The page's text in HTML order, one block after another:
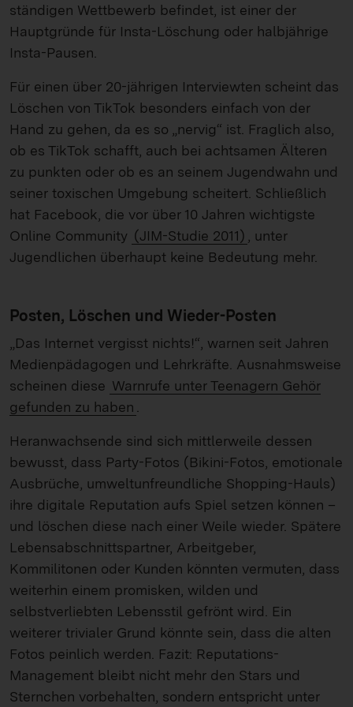
ständigen Wettbewerb befindet, ist einer der
Hauptgründe für Insta-Löschung oder halbjährige
Insta-Pausen.
Für einen über 20-jährigen Interviewten scheint das
Löschen von TikTok besonders einfach von der
Hand zu gehen, da es so „nervig“ ist. Fraglich also,
ob es TikTok schafft, auch bei achtsamen Älteren
zu punkten oder ob es an seinem Jugendwahn und
seiner toxischen Umgebung scheitert. Schließlich
hat Facebook, die vor über 10 Jahren wichtigste
Online Community (JIM-Studie 2011)
, unter
Jugendlichen überhaupt keine Bedeutung mehr.
Posten, Löschen und Wieder-Posten
„Das Internet vergisst nichts!“, warnen seit Jahren
Medienpädagogen und Lehrkräfte. Ausnahmsweise
scheinen diese Warnrufe unter Teenagern Gehör
gefunden zu haben
Heranwachsende sind sich mittlerweile dessen
bewusst, dass Party-Fotos (Bikini-Fotos, emotionale
Ausbrüche, umweltunfreundliche Shopping-Hauls)
ihre digitale Reputation aufs Spiel setzen können –
und löschen diese nach einer Weile wieder. Spätere
Lebensabschnittspartner, Arbeitgeber,
Kommilitonen oder Kunden könnten vermuten, dass
weiterhin einem promisken, wilden und
selbstverliebten Lebensstil gefrönt wird. Ein
weiterer trivialer Grund könnte sein, dass die alten
Fotos peinlich werden. Fazit: Reputations-
Management bleibt nicht mehr den Stars und
Sternchen vorbehalten, sondern entspricht unter